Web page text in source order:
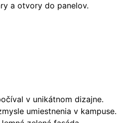
a otvory do panelov.
v unikátnom dizajne.
umiestnenia v kampuse.